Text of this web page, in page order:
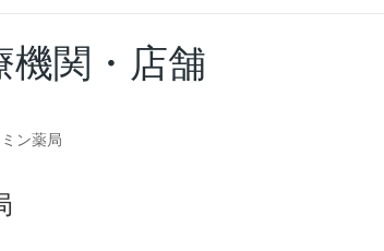
機関・店舗
ン薬局